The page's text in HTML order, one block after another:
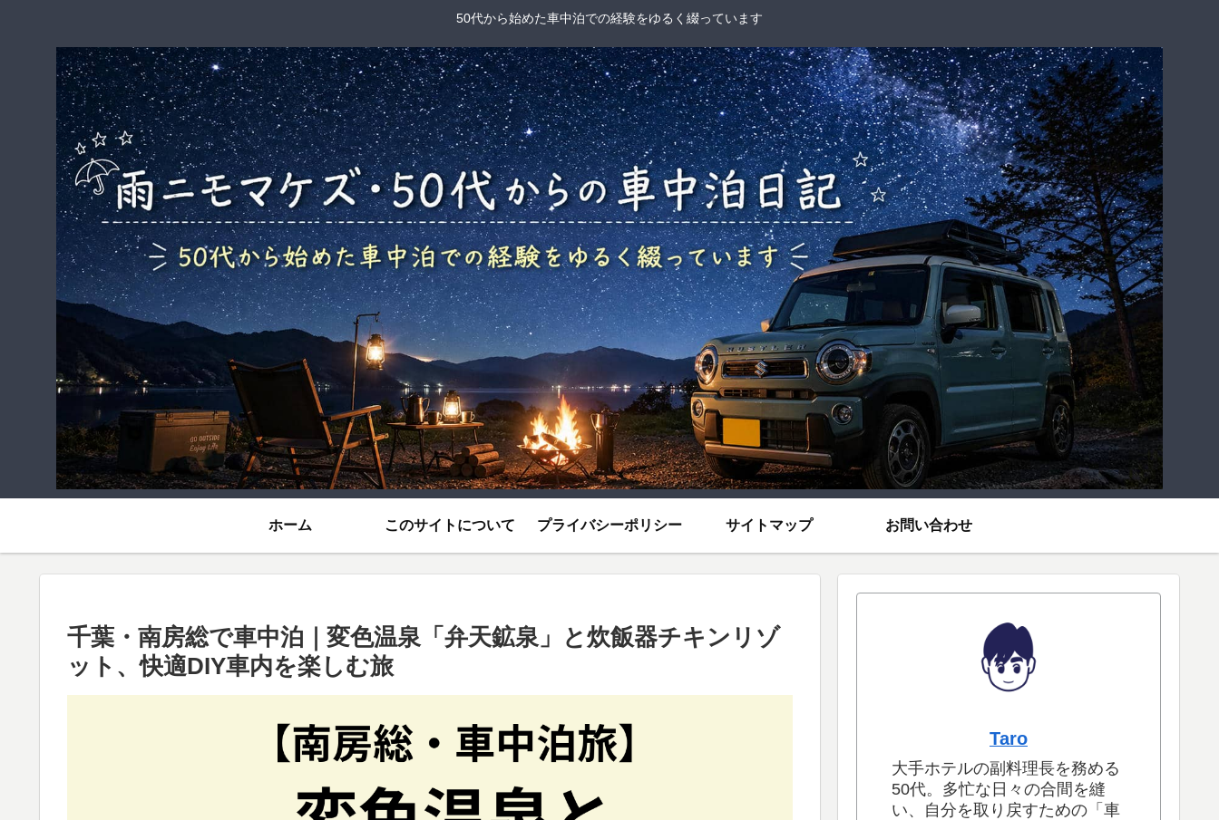
50代から始めた車中泊での経験をゆるく綴っています
ホーム このサイトについて プライバシーポリシー サイトマップ お問い合わせ
千葉・南房総で車中泊｜変色温泉「弁天鉱泉」と炊飯器チキンリゾ
ット、快適DIY車内を楽しむ旅
Taro
大手ホテルの副料理長を務める
50代。多忙な日々の合間を縫
い、自分を取り戻すための「車